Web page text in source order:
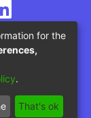
for the
.
That's ok